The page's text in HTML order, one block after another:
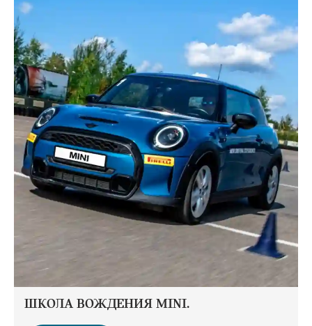
ШКОЛА ВОЖДЕНИЯ MINI.